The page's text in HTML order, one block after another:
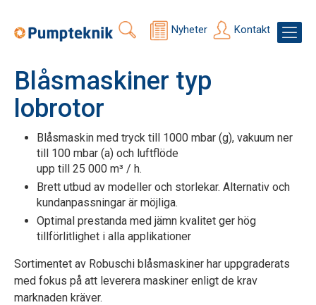
Nyheter Kontakt
Blåsmaskiner typ
lobrotor
Blåsmaskin med tryck till 1000 mbar (g), vakuum ner
till 100 mbar (a) och luftflöde
upp till 25 000 m³ / h.
Brett utbud av modeller och storlekar. Alternativ och
kundanpassningar är möjliga.
Optimal prestanda med jämn kvalitet ger hög
tillförlitlighet i alla applikationer
Sortimentet av Robuschi blåsmaskiner har uppgraderats
med fokus på att leverera maskiner enligt de krav
marknaden kräver.